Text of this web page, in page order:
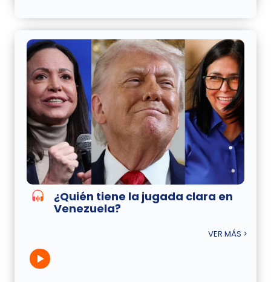
¿Quién tiene la jugada clara en
Venezuela?
VER MÁS >